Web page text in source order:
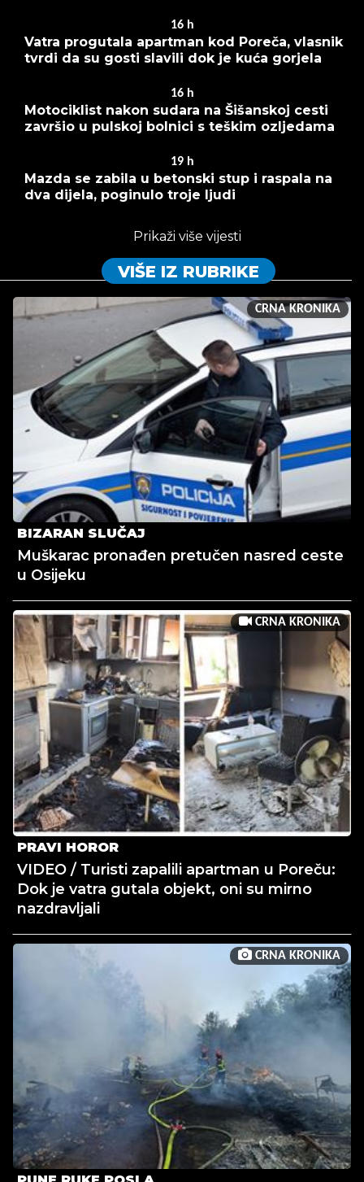
16 h
Vatra progutala apartman kod Poreča, vlasnik
tvrdi da su gosti slavili dok je kuća gorjela
16 h
Motociklist nakon sudara na Šišanskoj cesti
završio u pulskoj bolnici s teškim ozljedama
19 h
Mazda se zabila u betonski stup i raspala na
dva dijela, poginulo troje ljudi
Prikaži više vijesti
VIŠE IZ RUBRIKE
CRNA KRONIKA
BIZARAN SLUČAJ
Muškarac pronađen pretučen nasred ceste
u Osijeku
CRNA KRONIKA
PRAVI HOROR
VIDEO / Turisti zapalili apartman u Poreču:
Dok je vatra gutala objekt, oni su mirno
nazdravljali
CRNA KRONIKA